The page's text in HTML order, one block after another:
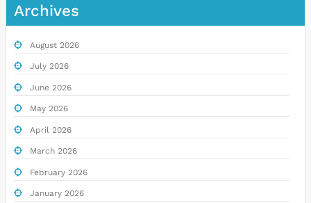
Archives
August 2026
July 2026
June 2026
May 2026
April 2026
March 2026
February 2026
January 2026